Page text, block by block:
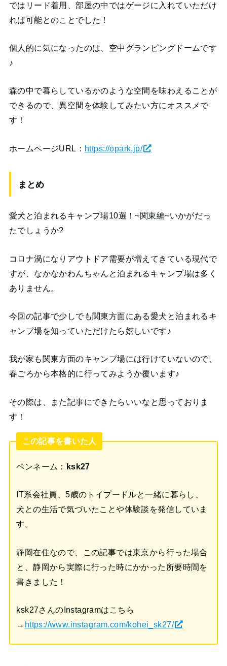
ではリード着用、部屋の中ではゲージに入れていただけ
れば可能とのことでした！
個人的に気になったのは、空中グランピングドームです
♪
森の中で暮らしているかのような空間を味わえることが
できるので、異空間を体験してみたい方にオススメで
す！
ホームページURL： https://opark.jp/
まとめ
愛犬と泊まれるキャンプ場10選！~関東編~いかがだっ
たでしょうか?
コロナ渦になりアウトドア需要が増えてきている現代で
すが、なかなかわんちゃんと泊まれるキャンプ場は多く
ありません。
今回の記事で少しでも関東方面にある愛犬と泊まれるキ
ャンプ場を知っていただけたら嬉しいです♪
我が家も関東方面のキャンプ場には行けていないので、
春ごろから本格的に行ってみようか覆います♪
その際は、また記事にできたらいいなと思っておりま
す！
この記事を書いた人
ペンネーム： ksk27
IT系会社員、5歳のトイプードルと一緒に暮らし、
犬との生活で気づいたことや体験談を発信していま
す。
静岡在住なので、この記事では東京から行った場合
と、静岡から実際に行った時にかかった所要時間を
書きました！
ksk27さんのInstagramはこちら
→ https://www.instagram.com/kohei_sk27/